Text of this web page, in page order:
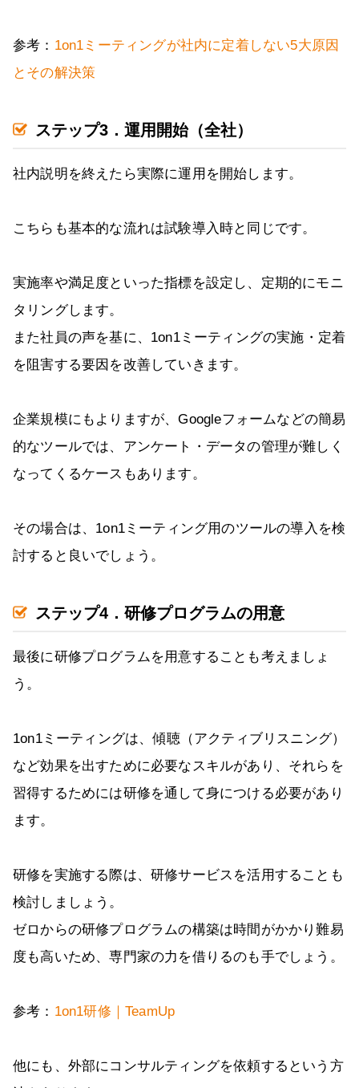
参考： 1on1ミーティングが社内に定着しない5大原因
とその解決策
ステップ3．運用開始（全社）
社内説明を終えたら実際に運用を開始します。
こちらも基本的な流れは試験導入時と同じです。
実施率や満足度といった指標を設定し、定期的にモニ
タリングします。
また社員の声を基に、1on1ミーティングの実施・定着
を阻害する要因を改善していきます。
企業規模にもよりますが、Googleフォームなどの簡易
的なツールでは、アンケート・データの管理が難しく
なってくるケースもあります。
その場合は、1on1ミーティング用のツールの導入を検
討すると良いでしょう。
ステップ4．研修プログラムの用意
最後に研修プログラムを用意することも考えましょ
う。
1on1ミーティングは、傾聴（アクティブリスニング）
など効果を出すために必要なスキルがあり、それらを
習得するためには研修を通して身につける必要があり
ます。
研修を実施する際は、研修サービスを活用することも
検討しましょう。
ゼロからの研修プログラムの構築は時間がかかり難易
度も高いため、専門家の力を借りるのも手でしょう。
参考： 1on1研修｜TeamUp
他にも、外部にコンサルティングを依頼するという方